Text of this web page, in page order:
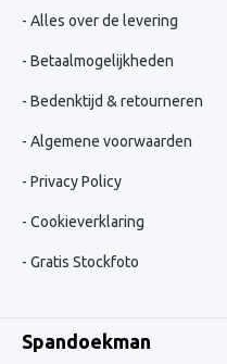
Alles over de levering
Betaalmogelijkheden
Bedenktijd & retourneren
Algemene voorwaarden
Privacy Policy
Cookieverklaring
Gratis Stockfoto
Spandoekman